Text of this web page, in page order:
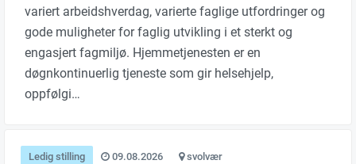
variert arbeidshverdag, varierte faglige utfordringer og
gode muligheter for faglig utvikling i et sterkt og
engasjert fagmiljø. Hjemmetjenesten er en
døgnkontinuerlig tjeneste som gir helsehjelp,
oppfølgi…
Ledig stilling 09.08.2026 svolvær